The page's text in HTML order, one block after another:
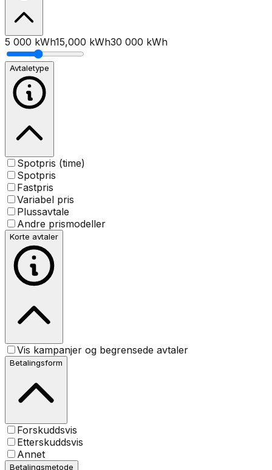
5 000 kWh15,000 kWh30 000 kWh
Avtaletype
Spotpris (time)
Spotpris
Fastpris
Variabel pris
Plussavtale
Andre prismodeller
Korte avtaler
Vis kampanjer og begrensede avtaler
Betalingsform
Forskuddsvis
Etterskuddsvis
Annet
Betalingsmetode